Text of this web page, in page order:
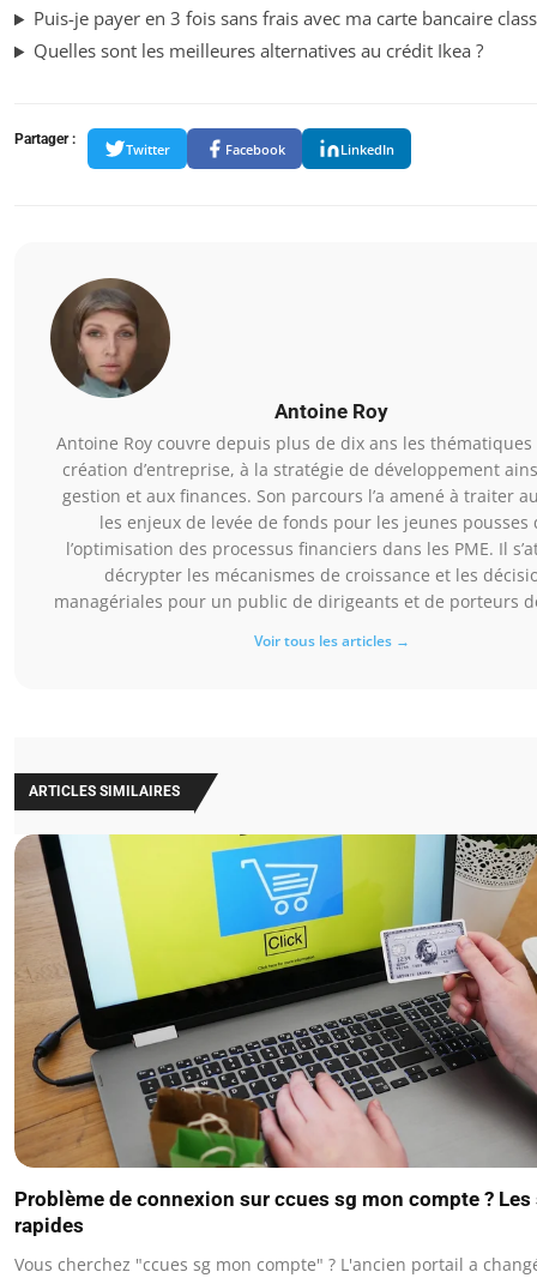
Puis-je payer en 3 fois sans frais avec ma carte bancaire
Quelles sont les meilleures alternatives au crédit Ikea ?
Partager :
Twitter Facebook LinkedIn
Antoine Roy
Antoine Roy couvre depuis plus de dix ans les thématiques
création d’entreprise, à la stratégie de développement
gestion et aux finances. Son parcours l’a amené à traiter
les enjeux de levée de fonds pour les jeunes pousses
l’optimisation des processus financiers dans les PME. Il
décrypter les mécanismes de croissance et les
managériales pour un public de dirigeants et de porteurs
Voir tous les articles →
ARTICLES SIMILAIRES
Problème de connexion sur ccues sg mon compte ?
rapides
Vous cherchez "ccues sg mon compte" ? L'ancien portail a